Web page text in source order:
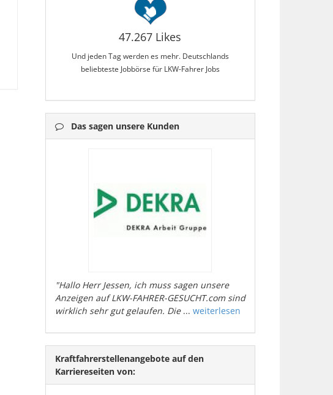
47.267 Likes
Und jeden Tag werden es mehr. Deutschlands
beliebteste Jobbörse für LKW-Fahrer Jobs
Das sagen unsere Kunden
"Hallo Herr Jessen, ich muss sagen unsere
Anzeigen auf LKW-FAHRER-GESUCHT.com sind
wirklich sehr gut gelaufen. Die... weiterlesen
Kraftfahrerstellenangebote auf den
Karriereseiten von: